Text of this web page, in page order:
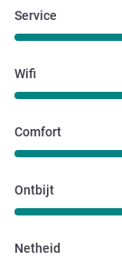
Service
Wifi
Comfort
Ontbijt
Netheid